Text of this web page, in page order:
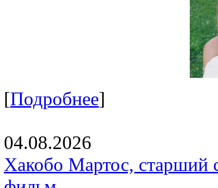
[Подробнее]
04.08.2026
Хакобо Мартос, старший